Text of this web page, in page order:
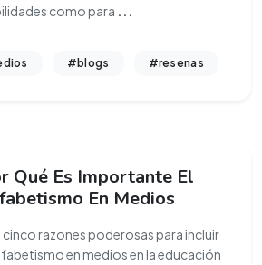
como para ...
#blogs #resenas
Qué Es Importante El
En Medios
cinco razones poderosas para incluir
en medios en la educación